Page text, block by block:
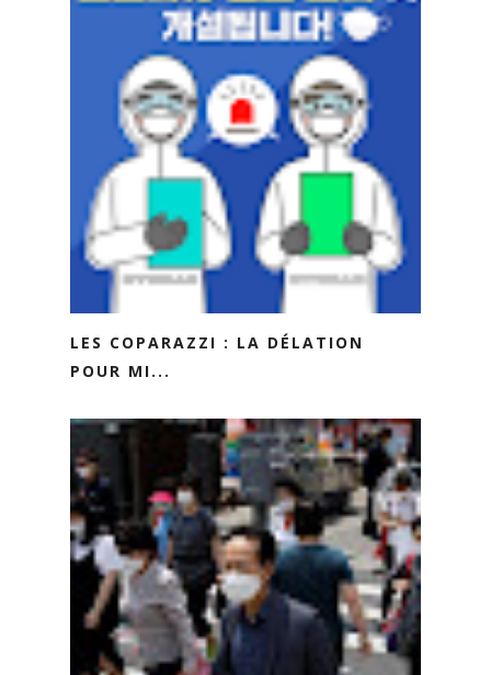
LES COPARAZZI : LA DÉLATION
POUR MI...